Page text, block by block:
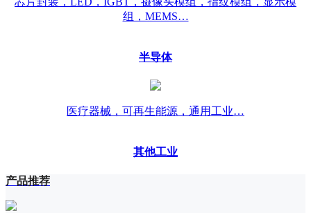
组，MEMS…
半导体
医疗器械，可再生能源，通用工业…
其他工业
产品推荐